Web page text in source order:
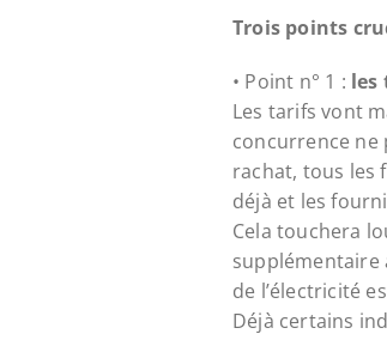
Trois points
• Point n° 1 : les
Les tarifs vont
concurrence ne
rachat, tous les
déjà et les
Cela touchera
supplémentaire
de l’électricité
Déjà certains